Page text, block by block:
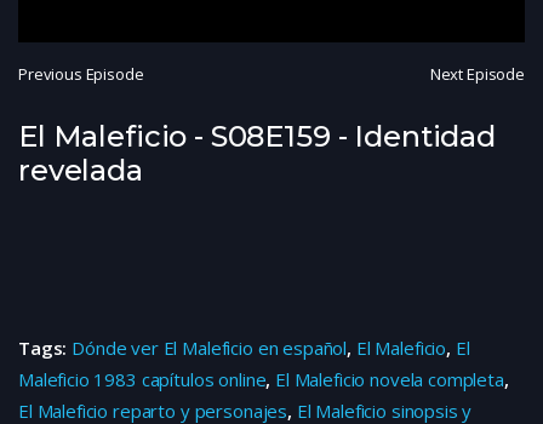
Previous Episode Next Episode
El Maleficio - S08E159 - Identidad
revelada
Tags: Dónde ver El Maleficio en español, El Maleficio, El
Maleficio 1983 capítulos online, El Maleficio novela completa,
El Maleficio reparto y personajes, El Maleficio sinopsis y